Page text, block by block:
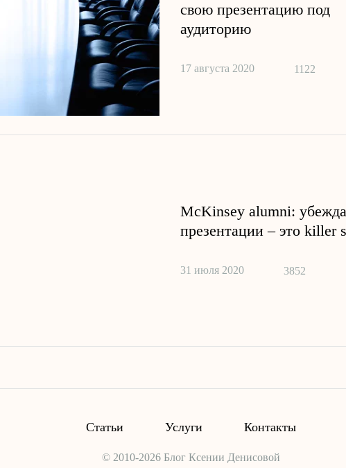
свою презентацию под
аудиторию
17 августа 2020 1122
McKinsey alumni:
презентации – это killer
31 июля 2020 3852
Статьи Услуги Контакты
© 2010-2026 Блог Ксении Денисовой